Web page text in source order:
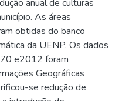
anual de culturas
As áreas
obtidas do banco
da UENP. Os dados
e2012 foram
Geográficas
se redução de